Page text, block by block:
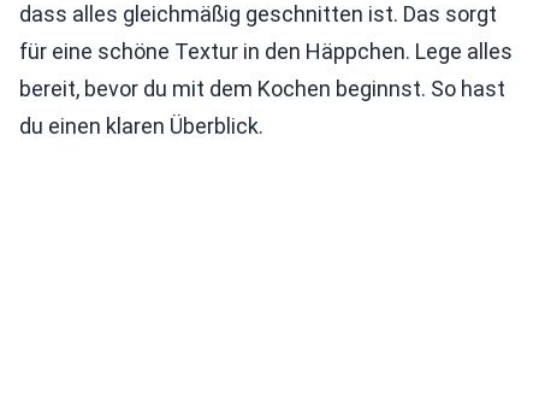
dass alles gleichmäßig geschnitten ist. Das sorgt
für eine schöne Textur in den Häppchen. Lege alles
bereit, bevor du mit dem Kochen beginnst. So hast
du einen klaren Überblick.